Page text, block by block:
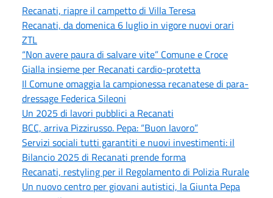
Recanati, riapre il campetto di Villa Teresa
Recanati, da domenica 6 luglio in vigore nuovi orari
ZTL
“Non avere paura di salvare vite” Comune e Croce
Gialla insieme per Recanati cardio-protetta
Il Comune omaggia la campionessa recanatese di para-
dressage Federica Sileoni
Un 2025 di lavori pubblici a Recanati
BCC, arriva Pizzirusso. Pepa: “Buon lavoro”
Servizi sociali tutti garantiti e nuovi investimenti: il
Bilancio 2025 di Recanati prende forma
Recanati, restyling per il Regolamento di Polizia Rurale
Un nuovo centro per giovani autistici, la Giunta Pepa